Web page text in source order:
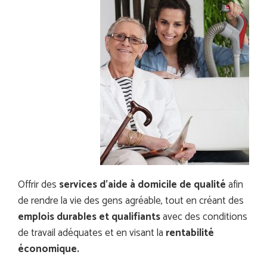
Offrir des services d’aide à domicile de qualitéafin
de rendre la vie des gens agréable, tout en créant des
emplois durables et qualifiantsavec des conditions
de travail adéquates et en visant la rentabilité
économique.